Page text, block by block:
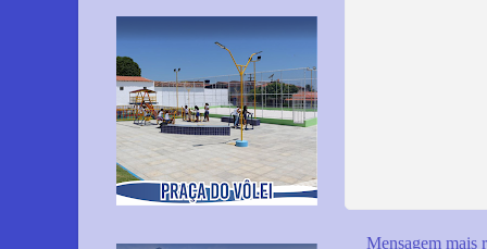
Mensagem mais